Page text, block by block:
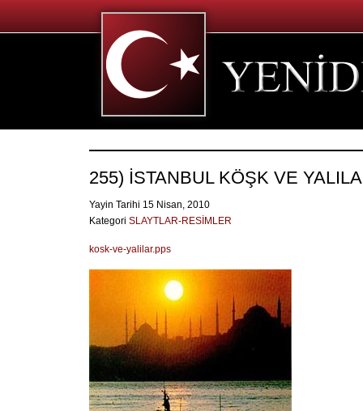
255) İSTANBUL KÖŞK VE
Yayin Tarihi 15 Nisan, 2010
Kategori SLAYTLAR-RESİMLER
kosk-ve-yalilar.pps